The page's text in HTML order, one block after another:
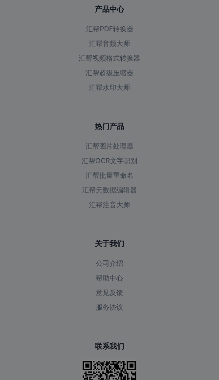
产品中心
汇帮PDF转换器
汇帮音频大师
汇帮视频格式转换器
汇帮超级压缩器
汇帮水印大师
热门产品
汇帮图片处理器
汇帮OCR文字识别
汇帮批量重命名
汇帮元数据编辑器
汇帮注音大师
关于我们
公司介绍
帮助中心
意见反馈
服务协议
联系我们